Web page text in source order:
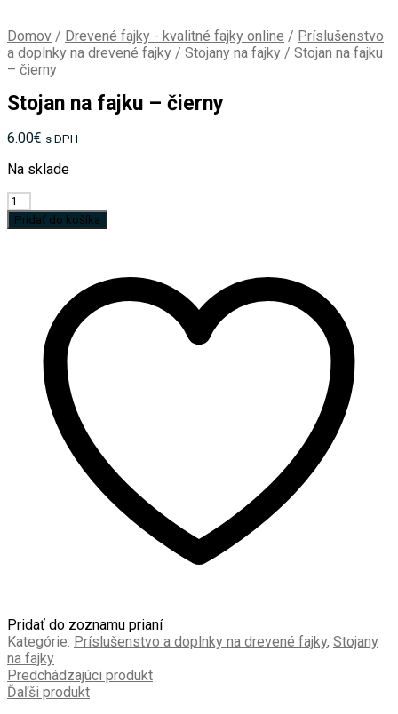
Domov / Drevené fajky - kvalitné fajky online / Príslušenstvo
a doplnky na drevené fajky / Stojany na fajky / Stojan na fajku
– čierny
Stojan na fajku – čierny
6.00€ s DPH
Na sklade
množstvo
Stojan
na
Pridať do košíka
Pridať do zoznamu prianí
Kategórie: Príslušenstvo a doplnky na drevené fajky, Stojany
na fajky
Predchádzajúci produkt
Ďaľši produkt